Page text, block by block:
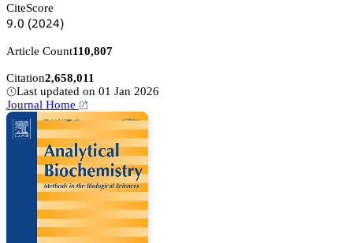
CiteScore
䟕.蔡 (缗蔡缗鋺)
Article Count110,807
Citation2,658,011
Last updated on 01 Jan 2026
Journal Home